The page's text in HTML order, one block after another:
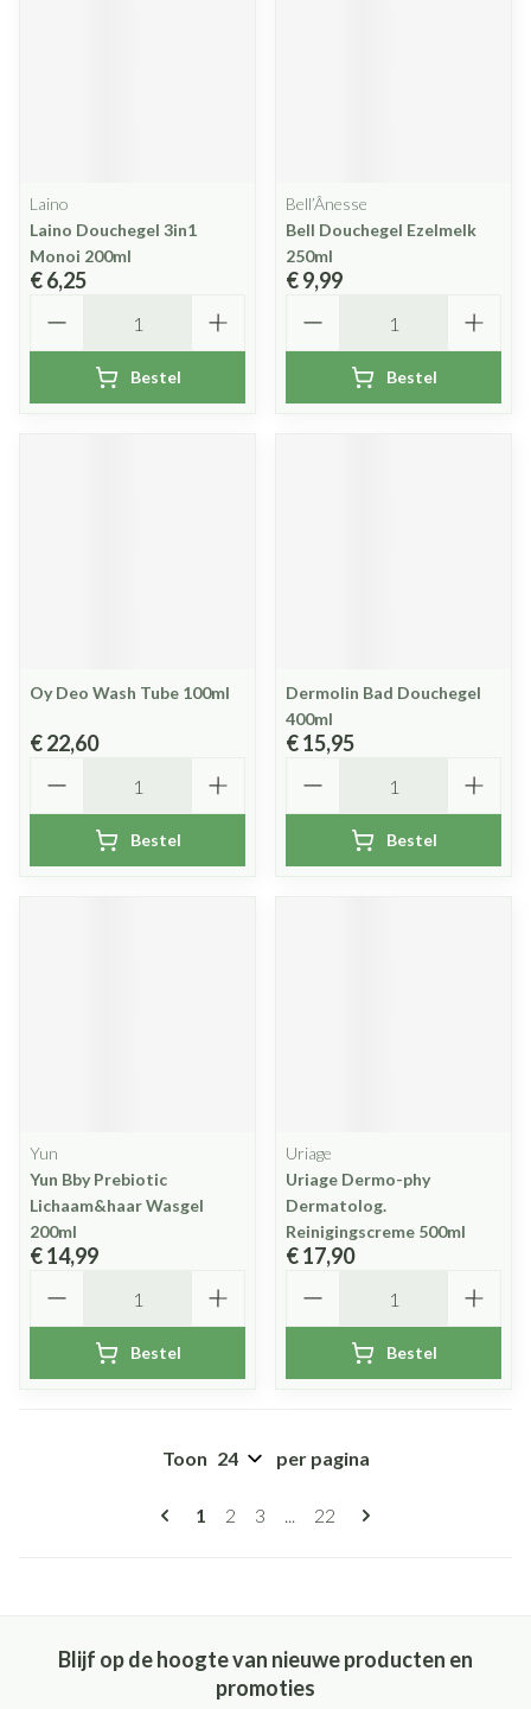
Laino
Laino Douchegel 3in1
Monoi 200ml
€ 6,25
Bestel
Bell’Ânesse
Bell Douchegel Ezelmelk
250ml
€ 9,99
Bestel
Oy Deo Wash Tube 100ml
€ 22,60
Bestel
Dermolin Bad Douchegel
400ml
€ 15,95
Bestel
Yun
Yun Bby Prebiotic
Lichaam&haar Wasgel
200ml
€ 14,99
Bestel
Uriage
Uriage Dermo-phy
Dermatolog.
Reinigingscreme 500ml
€ 17,90
Bestel
Pagina's
U lees momenteel pagina
1 Pagina
2 Pagina
3 ... Pagina
22
Toon per pagina
Blijf op de hoogte van nieuwe producten en
promoties